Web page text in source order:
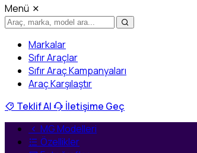
Menü
Markalar
Sıfır Araçlar
Sıfır Araç Kampanyaları
Araç Karşılaştır
Teklif Al
İletişime Geç
MG Modelleri
Özellikler